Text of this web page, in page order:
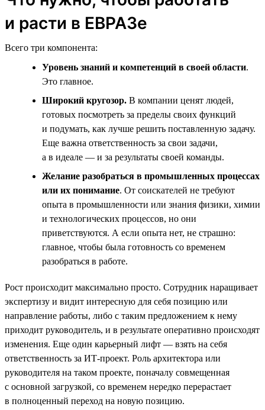
и расти в ЕВРАЗе
Всего три компонента:
Уровень знаний и компетенций в своей области.
Это главное.
Широкий кругозор. В компании ценят людей,
готовых посмотреть за пределы своих функций
и подумать, как лучше решить поставленную задачу.
Еще важна ответственность за свои задачи,
а в идеале — и за результаты своей команды.
Желание разобраться в промышленных процессах
или их понимание. От соискателей не требуют
опыта в промышленности или знания физики, химии
и технологических процессов, но они
приветствуются. А если опыта нет, не страшно:
главное, чтобы была готовность со временем
разобраться в работе.
Рост происходит максимально просто. Сотрудник наращивает
экспертизу и видит интересную для себя позицию или
направление работы, либо с таким предложением к нему
приходит руководитель, и в результате оперативно происходят
изменения. Еще один карьерный лифт — взять на себя
ответственность за ИТ-проект. Роль архитектора или
руководителя на таком проекте, поначалу совмещенная
с основной загрузкой, со временем нередко перерастает
в полноценный переход на новую позицию.